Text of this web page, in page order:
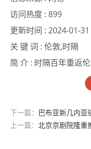
访问热度 : 899
更新时间 : 2024-01-31
关 键 词 : 伦敦,时隔
简 介 : 时隔百年重返
下一篇： 巴布亚新几内亚
上一篇： 北京京剧院隆重